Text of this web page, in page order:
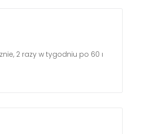
2 razy w tygodniu po 60 min.